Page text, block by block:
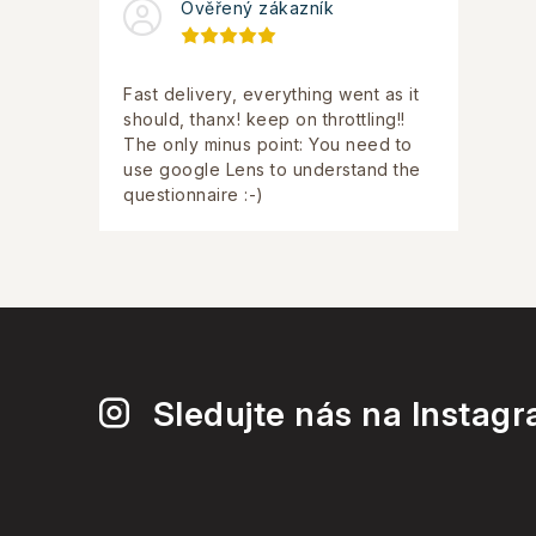
Ověřený zákazník
Fast delivery, everything went as it
should, thanx! keep on throttling!!
The only minus point: You need to
use google Lens to understand the
questionnaire :-)
Sledujte nás na